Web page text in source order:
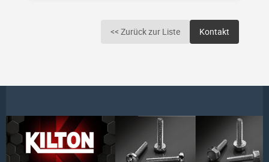
<< Zurück zur Liste Kontakt